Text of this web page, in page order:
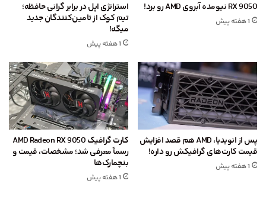
RX 9050 نیومده آبروی AMD رو برد!
1 هفته پیش
استراتژی اپل در برابر گرانی حافظه؛
تیم کوک از تامین‌کنندگان جدید
میگه!
1 هفته پیش
پس از انویدیا، AMD هم قصد افزایش
قیمت کارت‌های گرافیکش رو داره!
1 هفته پیش
کارت گرافیک AMD Radeon RX 9050
رسماً معرفی شد؛ مشخصات، قیمت و
بنچمارک‌ها
1 هفته پیش